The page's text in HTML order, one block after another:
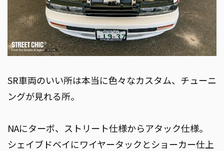
SR車両のいい所は本当に色々なカスタム、チューニ
ングが見れる所。
NAにターボ、ストリート仕様からアタック仕様。
シェイブドベイにワイヤータックとショーカー仕上